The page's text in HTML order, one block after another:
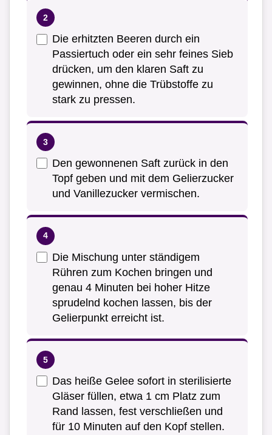
Die erhitzten Beeren durch ein
Passiertuch oder ein sehr feines Sieb
drücken, um den klaren Saft zu
gewinnen, ohne die Trübstoffe zu
stark zu pressen.
Den gewonnenen Saft zurück in den
Topf geben und mit dem Gelierzucker
und Vanillezucker vermischen.
Die Mischung unter ständigem
Rühren zum Kochen bringen und
genau 4 Minuten bei hoher Hitze
sprudelnd kochen lassen, bis der
Gelierpunkt erreicht ist.
Das heiße Gelee sofort in sterilisierte
Gläser füllen, etwa 1 cm Platz zum
Rand lassen, fest verschließen und
für 10 Minuten auf den Kopf stellen.